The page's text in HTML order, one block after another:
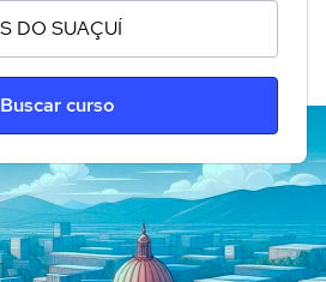
Buscar curso